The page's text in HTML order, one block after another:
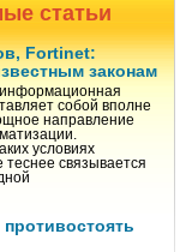
статьи
Fortinet:
законам
собой вполне
направление
условиях
теснее связывается